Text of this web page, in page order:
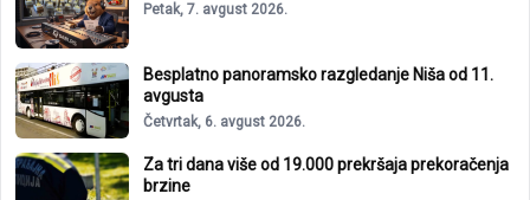
Petak, 7. avgust 2026.
Besplatno panoramsko razgledanje Niša od 11.
avgusta
Četvrtak, 6. avgust 2026.
Za tri dana više od 19.000 prekršaja prekoračenja
brzine